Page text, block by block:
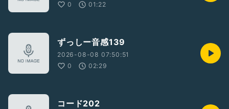
0
01:22
ずっしー音感139
2026-08-08 07:50:51
0
02:29
コード202